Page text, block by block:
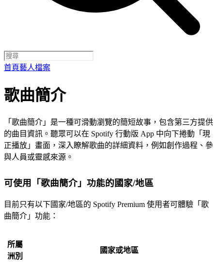
首頁藝人檔案
歌曲簡介
「歌曲簡介」是一種可滑動瀏覽的簡短故事，包含第三方提供
的曲目資訊。聽眾可以在 Spotify 行動版 App 中向下捲動「現
正播放」畫面，深入瞭解歌曲的詳細資料，例如創作過程、參
與人員或靈感來源。
可使用「歌曲簡介」功能的國家/地區
目前只有以下國家/地區的 Spotify Premium 使用者可體驗「歌
曲簡介」功能：
所屬
洲別
國家或地區